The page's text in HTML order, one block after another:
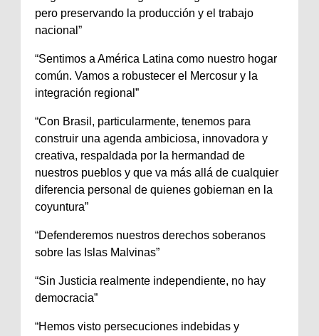
pero preservando la producción y el trabajo
nacional”
“Sentimos a América Latina como nuestro hogar
común. Vamos a robustecer el Mercosur y la
integración regional”
“Con Brasil, particularmente, tenemos para
construir una agenda ambiciosa, innovadora y
creativa, respaldada por la hermandad de
nuestros pueblos y que va más allá de cualquier
diferencia personal de quienes gobiernan en la
coyuntura”
“Defenderemos nuestros derechos soberanos
sobre las Islas Malvinas”
“Sin Justicia realmente independiente, no hay
democracia”
“Hemos visto persecuciones indebidas y